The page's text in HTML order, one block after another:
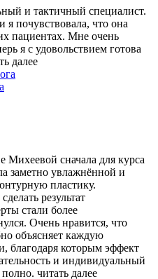
и тактичный специалист.
почувствовала, что она
пациентах. Мне очень
я с удовольствием готова
далее
Михеевой сначала для курса
заметно увлажнённой и
пластику.
результат
стали более
Очень нравится, что
объясняет каждую
благодаря которым эффект
и индивидуальный
читать далее